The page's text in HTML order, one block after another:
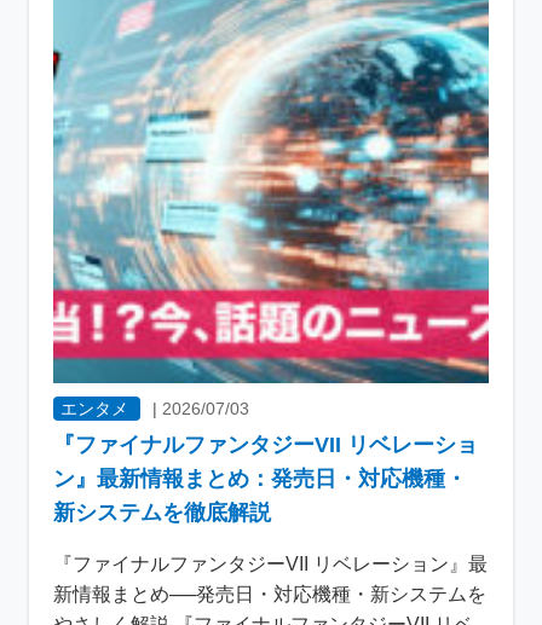
エンタメ | 2026/07/03
『ファイナルファンタジーVII リベレーショ
ン』最新情報まとめ：発売日・対応機種・
新システムを徹底解説
『ファイナルファンタジーVII リベレーション』最
新情報まとめ──発売日・対応機種・新システムを